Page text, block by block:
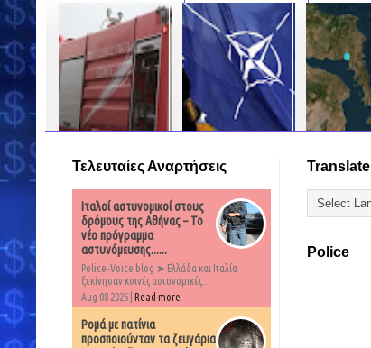
Χύθηκαν 700 λίτρα
Ασπρόπυργο! Δεν
είχε άδεια για
επικίνδυνα υλικά η
εταιρεία
ΣΤΗ ΦΟΡΑ Ο
ΠΑΝΑΓΙΩΤΟΠΟΥΛΟΥ:
“ΚΙ ΕΓΩ ΤΙ ΝΑ
ΚΑΝΩ;” – ΟΡΓΗ ΓΙΑ
ΤΟ ΝΟΡΒΗΓΟ Γ.Γ
…
Σεισμός 4,5
Αλιβέρι....Η
δόνηση είχε
Police
Τελευταίες Αναρτήσεις
Ιταλοί αστυνομικοί στους
δρόμους της Αθήνας – Το
νέο πρόγραμμα
αστυνόμευσης......
Police-Voice blog ➤ Ελλάδα και Ιταλία
ξεκίνησαν κοινές αστυνομικές...
Aug 08 2026 | Read more
Ρομά με πατίνια
προσποιούνταν τα ζευγάρια